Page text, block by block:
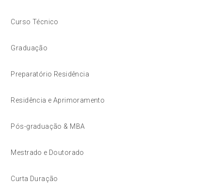
Curso Técnico
Graduação
Preparatório Residência
Residência e Aprimoramento
Pós-graduação & MBA
Mestrado e Doutorado
Curta Duração